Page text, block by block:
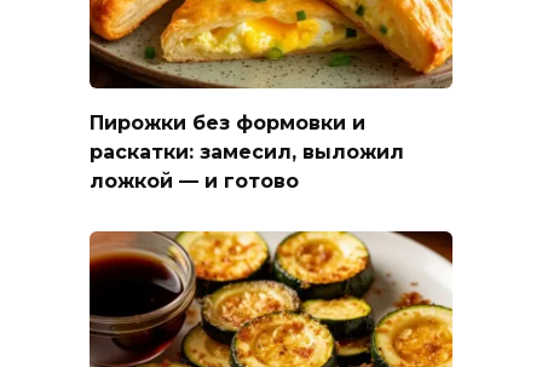
Пирожки без формовки и
раскатки: замесил, выложил
ложкой — и готово